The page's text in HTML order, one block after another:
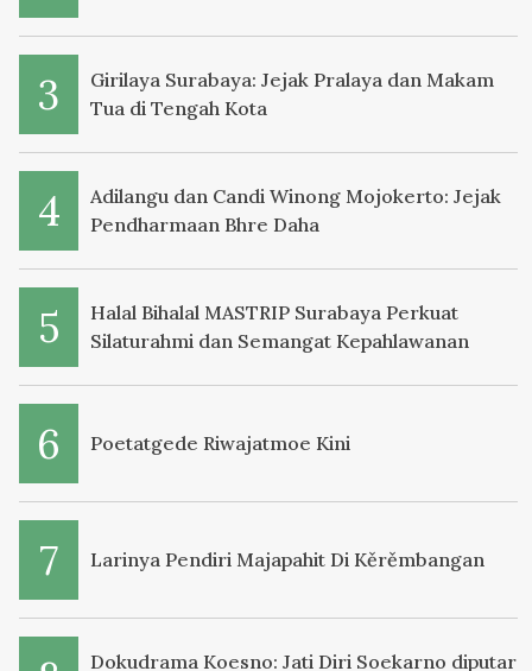
Girilaya Surabaya: Jejak Pralaya dan Makam
Tua di Tengah Kota
Adilangu dan Candi Winong Mojokerto: Jejak
Pendharmaan Bhre Daha
Halal Bihalal MASTRIP Surabaya Perkuat
Silaturahmi dan Semangat Kepahlawanan
Poetatgede Riwajatmoe Kini
Larinya Pendiri Majapahit Di Kěrěmbangan
Dokudrama Koesno: Jati Diri Soekarno diputar